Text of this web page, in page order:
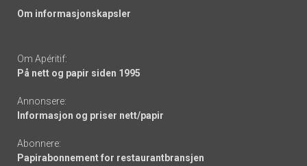
Om informasjonskapsler
Om Apéritif:
På nett og papir siden 1995
Annonsere:
Informasjon og priser nett/papir
Abonnere:
Papirabonnement for restaurantbransjen